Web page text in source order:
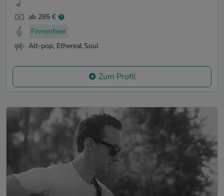
ab 285 €
Firmenfeier
Alt-pop, Ethereal Soul
Zum Profil